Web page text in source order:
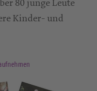
80 junge Leute
Kinder- und